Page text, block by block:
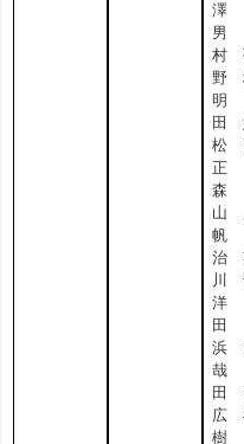
村
野
田
山
治
浜
田
広